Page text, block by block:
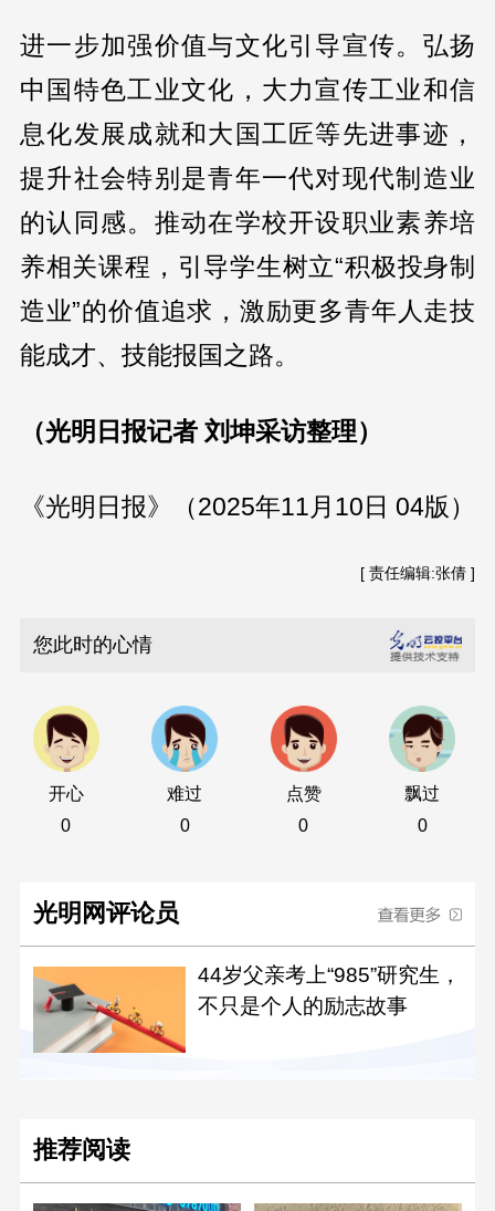
进一步加强价值与文化引导宣传。弘扬
中国特色工业文化，大力宣传工业和信
息化发展成就和大国工匠等先进事迹，
提升社会特别是青年一代对现代制造业
的认同感。推动在学校开设职业素养培
养相关课程，引导学生树立“积极投身制
造业”的价值追求，激励更多青年人走技
能成才、技能报国之路。
（光明日报记者 刘坤采访整理）
《光明日报》（2025年11月10日 04版）
[ 责任编辑:张倩 ]
您此时的心情
开心
0
难过
0
点赞
0
飘过
0
光明网评论员
44岁父亲考上“985”研究生，
不只是个人的励志故事
推荐阅读